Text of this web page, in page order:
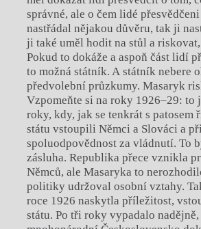
správné, ale o čem lidé
nastřádal nějakou důvěru, tak ji
ji také uměl hodit na stůl a
Pokud to dokáže a aspoň část lidí
to možná státník. A státník nebere
předvolební průzkumy. Masaryk
Vzpomeňte si na roky 1926–29: to
roky, kdy, jak se tenkrát s patosem
státu vstoupili Němci a Slováci a
spoluodpovědnost za vládnutí. To
zásluha. Republika přece vznikla
Němců, ale Masaryka to
politiky udržoval osobní vztahy.
roce 1926 naskytla příležitost,
státu. Po tři roky vypadalo nadějně,